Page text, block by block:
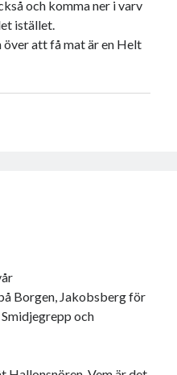
och komma ner i varv
istället.
över att få mat är en Helt
Borgen, Jakobsberg för
och